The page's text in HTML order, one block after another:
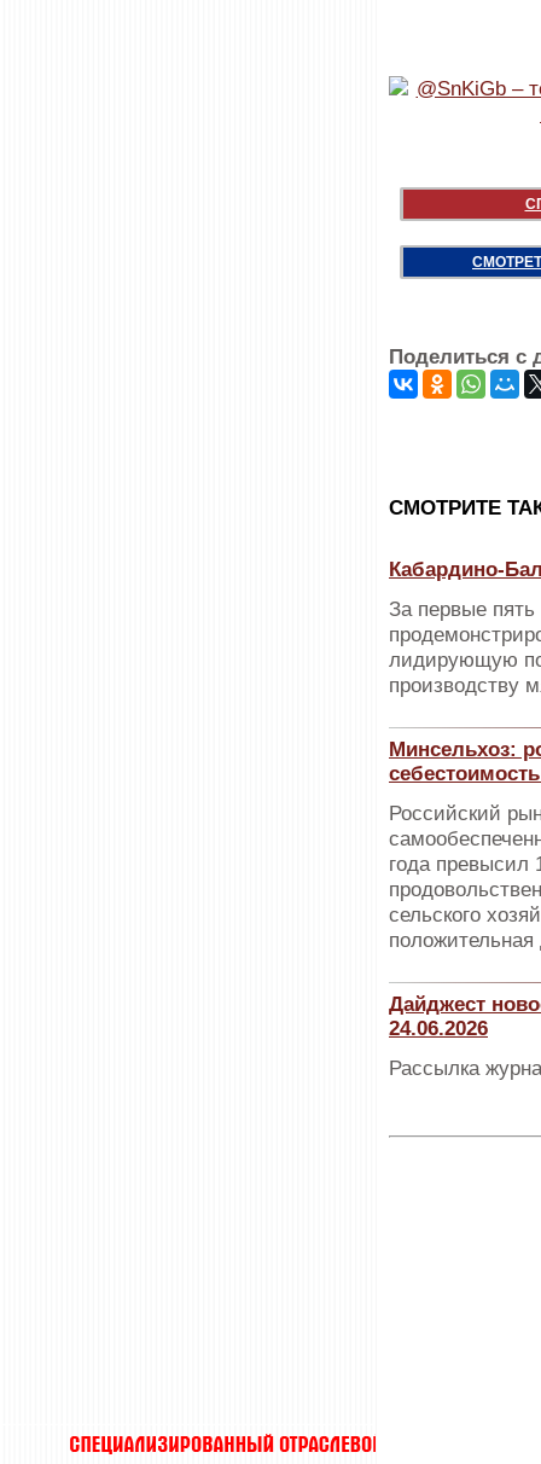
Поделиться с
CМОТРИТЕ
Кабардино-
За первые
лидирующую
производству
Минсельхоз:
Российский
года превысил
сельского
Дайджест
24.06.2026
Рассылка